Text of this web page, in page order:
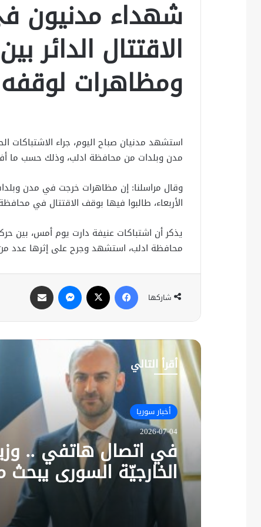
شهداء مدنيون
الاقتتال الدائر
ومظاهرات لوقفه
استشهد مدنيان صباح اليوم، جراء الاشتباكات
مدن وبلدات من محافظة ادلب، وذلك حسب ما
وقال مراسلنا: إن مظاهرات خرجت في مدن
الأربعاء، طالبوا فيها بوقف الاقتتال في
يذكر أن اشتباكات عنيفة دارت يوم أمس، بين
محافظة ادلب، استشهد وجرح على إثرها عدد من
شاركها
فيسبوك ماسنجر
أقرأ التالي
أخبار سوريا
2026-07-04
في اتصال هاتفي ..
الخارجيّة السوري يبحث
نظيره الفرنسي آخر